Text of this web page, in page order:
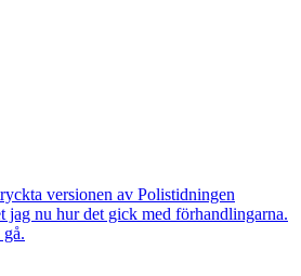
versionen av Polistidningen
jag nu hur det gick med förhandlingarna.